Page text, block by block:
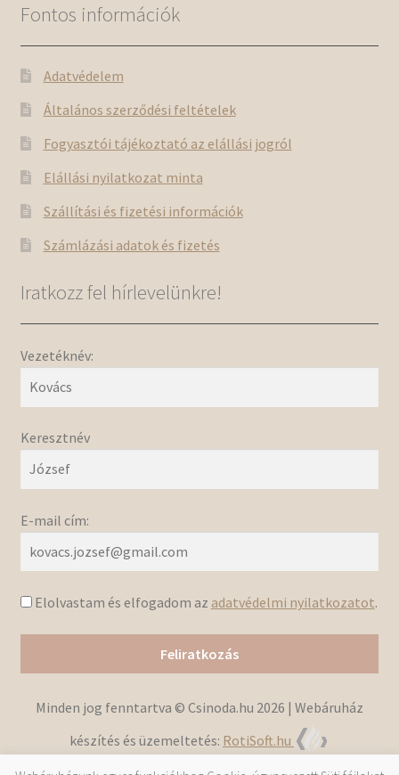
Fontos információk
Adatvédelem
Általános szerződési feltételek
Fogyasztói tájékoztató az elállási jogról
Elállási nyilatkozat minta
Szállítási és fizetési információk
Számlázási adatok és fizetés
Iratkozz fel hírlevelünkre!
Vezetéknév:
Keresztnév
E-mail cím:
Elolvastam és elfogadom az adatvédelmi nyilatkozatot.
Minden jog fenntartva © Csinoda.hu 2026 | Webáruház
készítés és üzemeltetés: RotiSoft.hu